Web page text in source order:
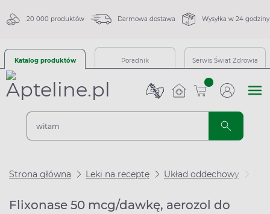
20 000 produktów Darmowa dostawa Wysyłka w 24 godziny
Katalog produktów Poradnik Serwis Świat Zdrowia
sztuk
Strona główna Leki na receptę Układ oddechowy
Flixonase 50 mcg/dawkę, aerozol do